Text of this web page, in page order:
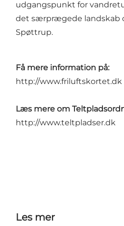
udgangspunkt for
det særprægede landskab
Spøttrup.
Få mere information på:
http://www.friluftskortet.dk
Læs mere om
http://www.teltpladser.dk
Les mer